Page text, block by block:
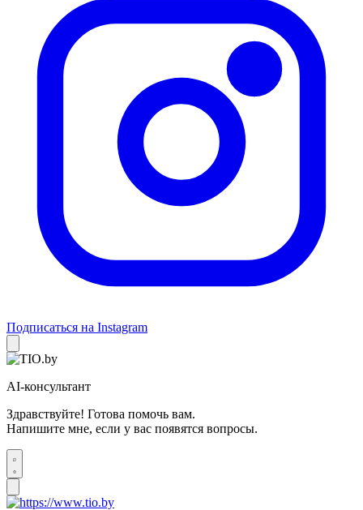
Подписаться на Instagram
AI-консультант
Здравствуйте! Готова помочь вам.
Напишите мне, если у вас появятся вопросы.